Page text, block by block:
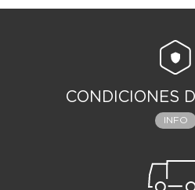
CONDICIONES
INFO